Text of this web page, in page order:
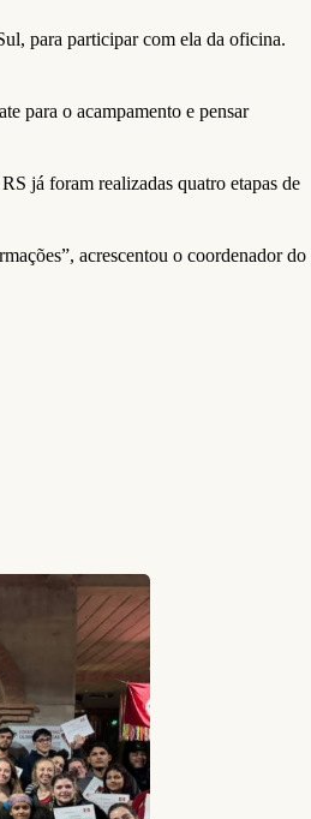
para participar com ela da oficina.
para o acampamento e pensar
já foram realizadas quatro etapas de
acrescentou o coordenador do